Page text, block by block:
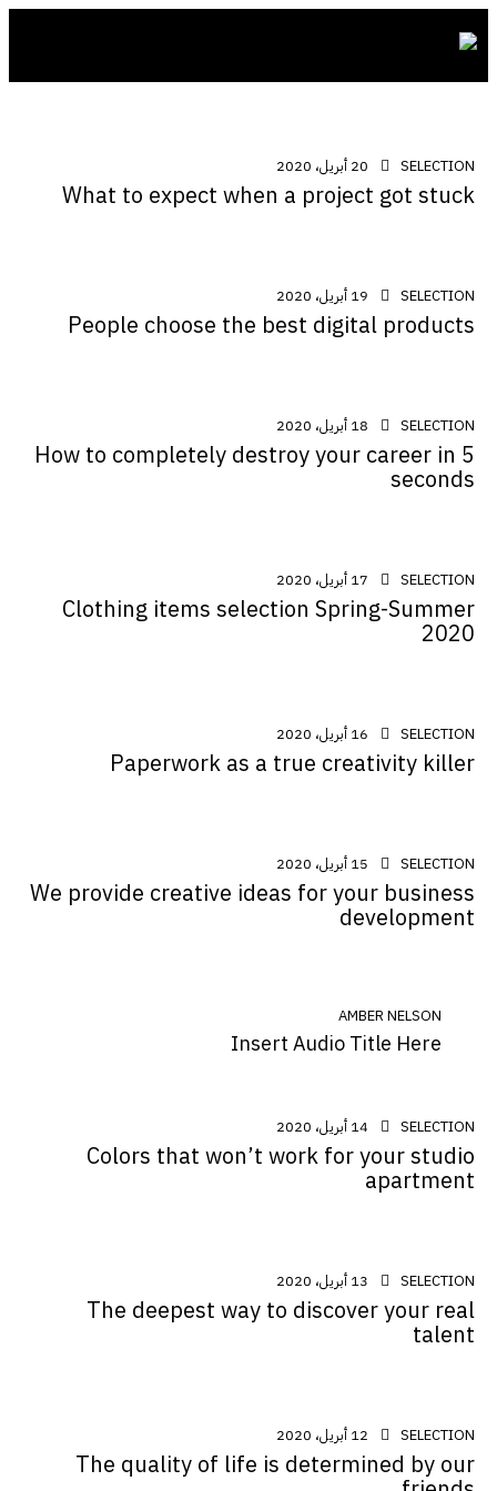
SELECTION 20 أبريل، 2020
What to expect when a project got stuck
SELECTION 19 أبريل، 2020
People choose the best digital products
SELECTION 18 أبريل، 2020
How to completely destroy your career in 5
seconds
SELECTION 17 أبريل، 2020
Clothing items selection Spring-Summer
2020
SELECTION 16 أبريل، 2020
Paperwork as a true creativity killer
SELECTION 15 أبريل، 2020
We provide creative ideas for your business
development
AMBER NELSON
Insert Audio Title Here
SELECTION 14 أبريل، 2020
Colors that won’t work for your studio
apartment
SELECTION 13 أبريل، 2020
The deepest way to discover your real
talent
SELECTION 12 أبريل، 2020
The quality of life is determined by our